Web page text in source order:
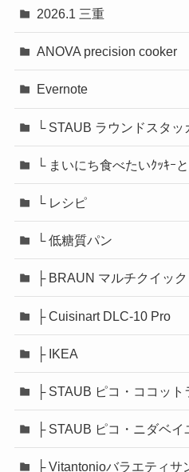
2026.1 三重
ANOVA precision cooker
Evernote
└ STAUB ラウンドスタッ
└ まいにち食べたいｸｯｷｰ
└ レシピ
└ 低糖質パン
├ BRAUN マルチクイック
├ Cuisinart DLC-10 Pro
├ IKEA
├ STAUB ピコ・ココット
├ STAUB ピコ・ニダベイ
├ Vitantonioバラエティサ